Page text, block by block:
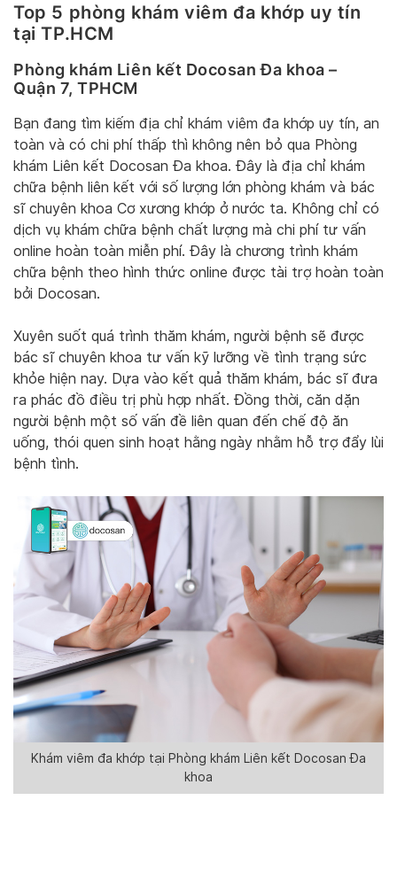
Top 5 phòng khám viêm đa khớp uy tín
tại TP.HCM
Phòng khám Liên kết Docosan Đa khoa –
Quận 7, TPHCM
Bạn đang tìm kiếm địa chỉ khám viêm đa khớp uy tín, an
toàn và có chi phí thấp thì không nên bỏ qua Phòng
khám Liên kết Docosan Đa khoa. Đây là địa chỉ khám
chữa bệnh liên kết với số lượng lớn phòng khám và bác
sĩ chuyên khoa Cơ xương khớp ở nước ta. Không chỉ có
dịch vụ khám chữa bệnh chất lượng mà chi phí tư vấn
online hoàn toàn miễn phí. Đây là chương trình khám
chữa bệnh theo hình thức online được tài trợ hoàn toàn
bởi Docosan.
Xuyên suốt quá trình thăm khám, người bệnh sẽ được
bác sĩ chuyên khoa tư vấn kỹ lưỡng về tình trạng sức
khỏe hiện nay. Dựa vào kết quả thăm khám, bác sĩ đưa
ra phác đồ điều trị phù hợp nhất. Đồng thời, căn dặn
người bệnh một số vấn đề liên quan đến chế độ ăn
uống, thói quen sinh hoạt hằng ngày nhằm hỗ trợ đẩy lùi
bệnh tình.
Khám viêm đa khớp tại Phòng khám Liên kết Docosan Đa
khoa